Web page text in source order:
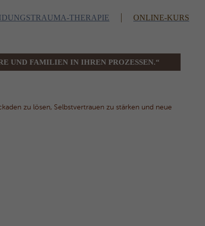
THERAPIE ONLINE-KURS
UND FAMILIEN IN IHREN PROZESSEN.“
zu lösen, Selbstvertrauen zu stärken und neue